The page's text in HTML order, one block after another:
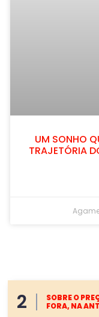
UM SONHO
TRAJETÓRIA
2
SOBRE O
FORA, NA